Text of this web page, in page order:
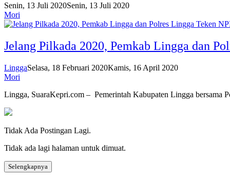
Senin, 13 Juli 2020Senin, 13 Juli 2020
Mori
Jelang Pilkada 2020, Pemkab Lingga dan
LinggaSelasa, 18 Februari 2020Kamis, 16 April 2020
Mori
Lingga, SuaraKepri.com – Pemerintah Kabupaten Lingga bersama
Tidak Ada Postingan Lagi.
Tidak ada lagi halaman untuk dimuat.
Selengkapnya